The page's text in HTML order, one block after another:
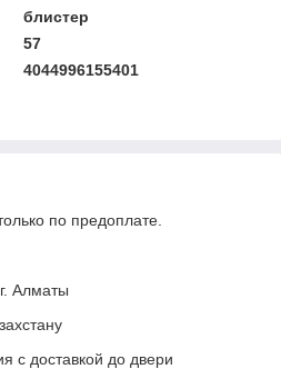
блистер
57
4044996155401
по предоплате.
Алматы
с доставкой до двери